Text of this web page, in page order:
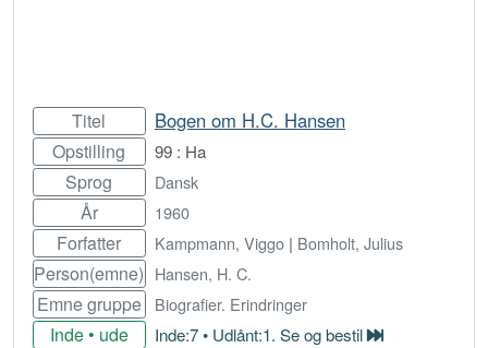
Titel Bogen om H.C. Hansen
Opstilling 99 : Ha
Sprog Dansk
År 1960
Forfatter Kampmann, Viggo | Bomholt, Julius
Person(emne) Hansen, H. C.
Emne gruppe Biografier. Erindringer
Inde • ude Inde:7 • Udlånt:1. Se og bestil